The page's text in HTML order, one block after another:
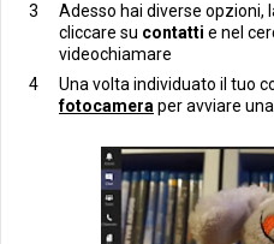
Adesso hai diverse opzioni,
cliccare su contatti e nel
videochiamare
Una volta individuato il tuo
fotocamera per avviare